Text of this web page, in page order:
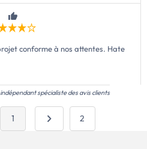
conforme à nos attentes. Hate
spécialiste des avis clients
1 2